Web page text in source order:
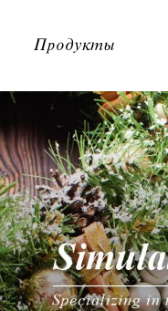
Продукты